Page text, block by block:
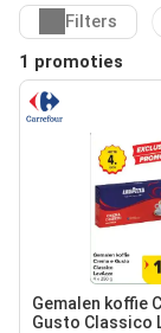
Filters
1 promoties
Gemalen koffie
Gusto Classico